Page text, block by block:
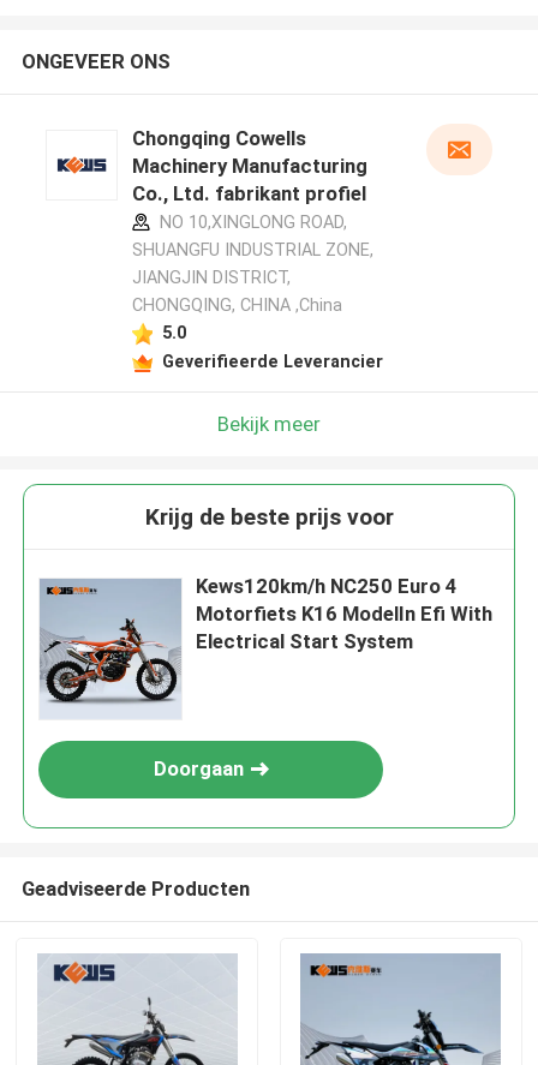
ONGEVEER ONS
Chongqing Cowells
Machinery Manufacturing
Co., Ltd. fabrikant profiel
NO 10,XINGLONG ROAD,
SHUANGFU INDUSTRIAL ZONE,
JIANGJIN DISTRICT,
CHONGQING, CHINA ,China
5.0
Geverifieerde Leverancier
Bekijk meer
Krijg de beste prijs voor
Kews120km/h NC250 Euro 4
Motorfiets K16 ModelIn Efi With
Electrical Start System
Doorgaan
Geadviseerde Producten